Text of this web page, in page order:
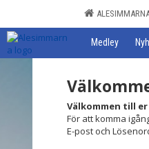
Medley
Välkommen till
För att komma
E-post och